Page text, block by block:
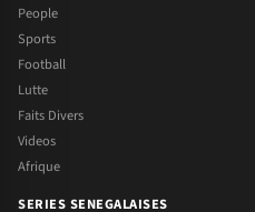
People
Sports
Football
Lutte
Faits Divers
Videos
Afrique
SERIES SENEGALAISES